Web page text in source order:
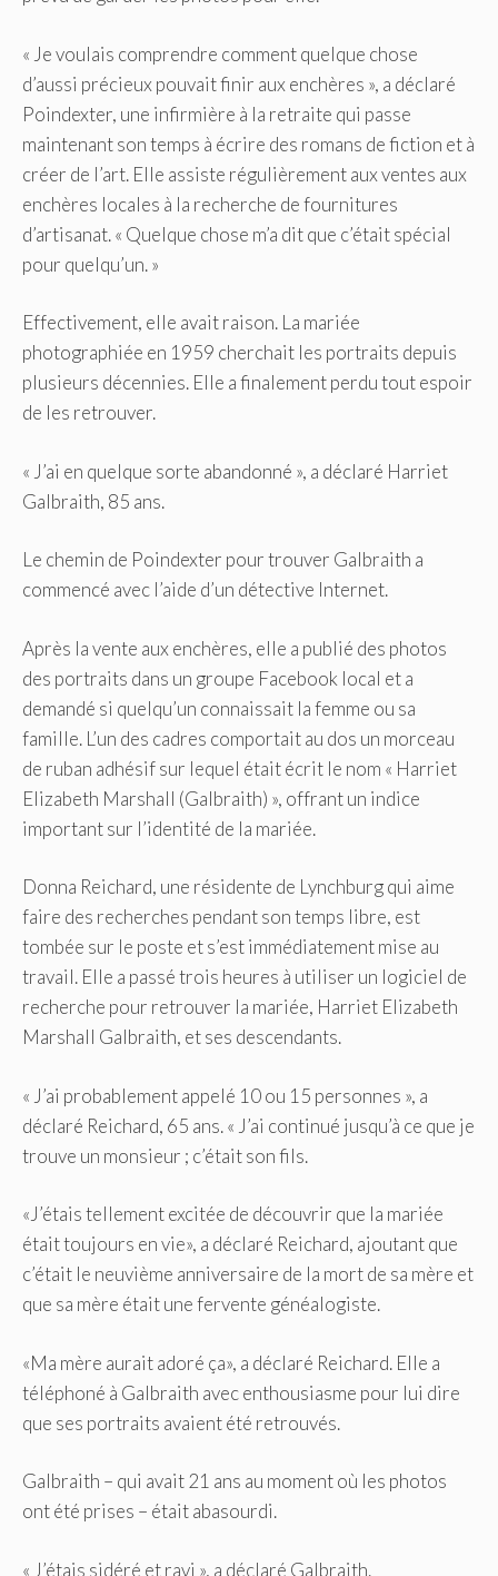
« Je voulais comprendre comment quelque chose
d’aussi précieux pouvait finir aux enchères », a déclaré
Poindexter, une infirmière à la retraite qui passe
maintenant son temps à écrire des romans de fiction et à
créer de l’art. Elle assiste régulièrement aux ventes aux
enchères locales à la recherche de fournitures
d’artisanat. « Quelque chose m’a dit que c’était spécial
pour quelqu’un. »
Effectivement, elle avait raison. La mariée
photographiée en 1959 cherchait les portraits depuis
plusieurs décennies. Elle a finalement perdu tout espoir
de les retrouver.
« J’ai en quelque sorte abandonné », a déclaré Harriet
Galbraith, 85 ans.
Le chemin de Poindexter pour trouver Galbraith a
commencé avec l’aide d’un détective Internet.
Après la vente aux enchères, elle a publié des photos
des portraits dans un groupe Facebook local et a
demandé si quelqu’un connaissait la femme ou sa
famille. L’un des cadres comportait au dos un morceau
de ruban adhésif sur lequel était écrit le nom « Harriet
Elizabeth Marshall (Galbraith) », offrant un indice
important sur l’identité de la mariée.
Donna Reichard, une résidente de Lynchburg qui aime
faire des recherches pendant son temps libre, est
tombée sur le poste et s’est immédiatement mise au
travail. Elle a passé trois heures à utiliser un logiciel de
recherche pour retrouver la mariée, Harriet Elizabeth
Marshall Galbraith, et ses descendants.
« J’ai probablement appelé 10 ou 15 personnes », a
déclaré Reichard, 65 ans. « J’ai continué jusqu’à ce que je
trouve un monsieur ; c’était son fils.
«J’étais tellement excitée de découvrir que la mariée
était toujours en vie», a déclaré Reichard, ajoutant que
c’était le neuvième anniversaire de la mort de sa mère et
que sa mère était une fervente généalogiste.
«Ma mère aurait adoré ça», a déclaré Reichard. Elle a
téléphoné à Galbraith avec enthousiasme pour lui dire
que ses portraits avaient été retrouvés.
Galbraith – qui avait 21 ans au moment où les photos
ont été prises – était abasourdi.
« J’étais sidéré et ravi », a déclaré Galbraith.